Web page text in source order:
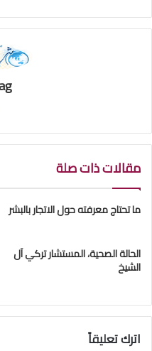
مقالات ذات صلة
ما تحتاج معرفته حول الاتجار بالبشر
الحالة الصحية، المستشار تركي آل
الشيخ
اترك تعليقاً